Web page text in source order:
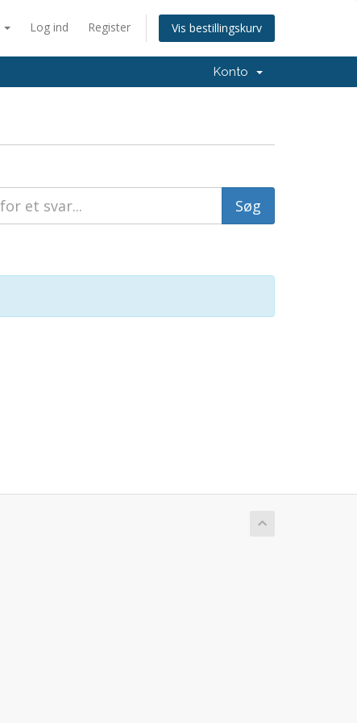
Log ind Register Vis bestillingskurv
Konto